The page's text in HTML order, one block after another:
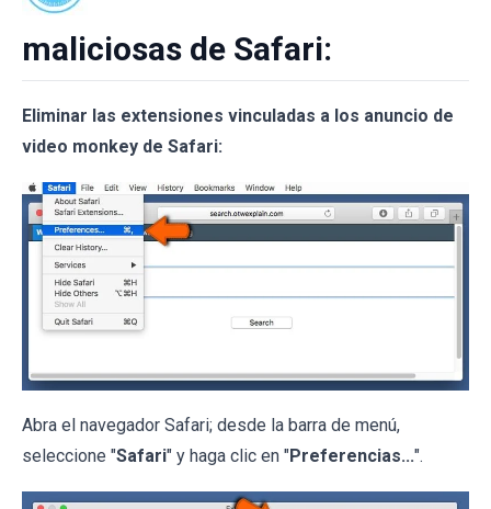
maliciosas de Safari:
Eliminar las extensiones vinculadas a los anuncio de
video monkey de Safari:
Abra el navegador Safari; desde la barra de menú,
seleccione "Safari" y haga clic en "Preferencias...".